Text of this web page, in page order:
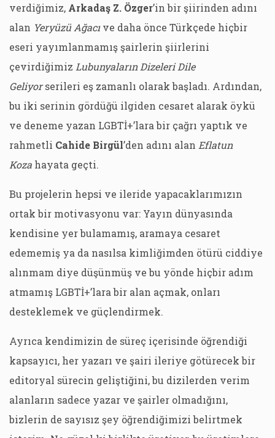
verdiğimiz, Arkadaş Z. Özger’in bir şiirinden adını
alan Yeryüzü Ağacıve daha önce Türkçede hiçbir
eseri yayımlanmamış şairlerin şiirlerini
çevirdiğimiz Lubunyaların Dizeleri Dile
Geliyorserileri eş zamanlı olarak başladı. Ardından,
bu iki serinin gördüğü ilgiden cesaret alarak öykü
ve deneme yazan LGBTİ+’lara bir çağrı yaptık ve
rahmetli Cahide Birgül’den adını alan Eflatun
Koza hayata geçti.
Bu projelerin hepsi ve ileride yapacaklarımızın
ortak bir motivasyonu var: Yayın dünyasında
kendisine yer bulamamış, aramaya cesaret
edememiş ya da nasılsa kimliğimden ötürü ciddiye
alınmam diye düşünmüş ve bu yönde hiçbir adım
atmamış LGBTİ+’lara bir alan açmak, onları
desteklemek ve güçlendirmek.
Ayrıca kendimizin de süreç içerisinde öğrendiği
kapsayıcı, her yazarı ve şairi ileriye götürecek bir
editoryal sürecin geliştiğini, bu dizilerden verim
alanların sadece yazar ve şairler olmadığını,
bizlerin de sayısız şey öğrendiğimizi belirtmek